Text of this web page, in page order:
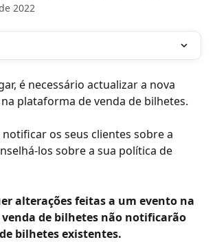
2022
é necessário actualizar a nova
plataforma de venda de bilhetes.
os seus clientes sobre a
los sobre a sua política de
alterações feitas a um evento na
de bilhetes não notificarão
bilhetes existentes.